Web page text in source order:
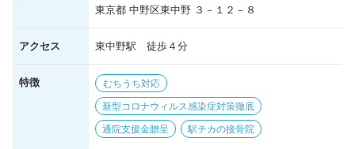
東京都 中野区東中野 ３－１２－８
アクセス 東中野駅 徒歩４分
特徴 むちうち対応
新型コロナウィルス感染症対策徹底
通院支援金贈呈 駅チカの接骨院